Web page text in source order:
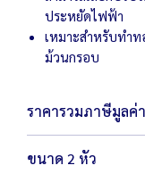
ประหยัดไฟฟ้า
เหมาะสำหรับทำ
ม้วนกรอบ
ราคารวมภาษีมูลค่
ขนาด 2 หัว